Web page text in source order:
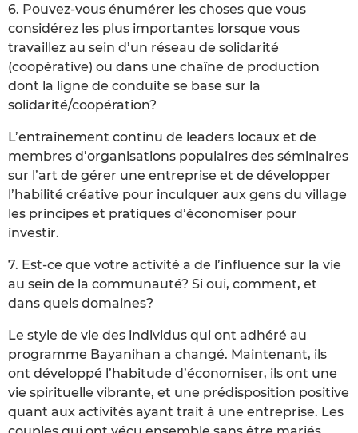
6. Pouvez-vous énumérer les choses que vous
considérez les plus importantes lorsque vous
travaillez au sein d’un réseau de solidarité
(coopérative) ou dans une chaîne de production
dont la ligne de conduite se base sur la
solidarité/coopération?
L’entraînement continu de leaders locaux et de
membres d’organisations populaires des séminaires
sur l’art de gérer une entreprise et de développer
l’habilité créative pour inculquer aux gens du village
les principes et pratiques d’économiser pour
investir.
7. Est-ce que votre activité a de l’influence sur la vie
au sein de la communauté? Si oui, comment, et
dans quels domaines?
Le style de vie des individus qui ont adhéré au
programme Bayanihan a changé. Maintenant, ils
ont développé l’habitude d’économiser, ils ont une
vie spirituelle vibrante, et une prédisposition positive
quant aux activités ayant trait à une entreprise. Les